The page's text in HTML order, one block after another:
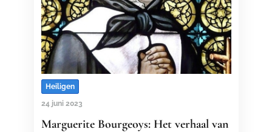
Heiligen
24 juni 2023
Marguerite Bourgeoys: Het verhaal van